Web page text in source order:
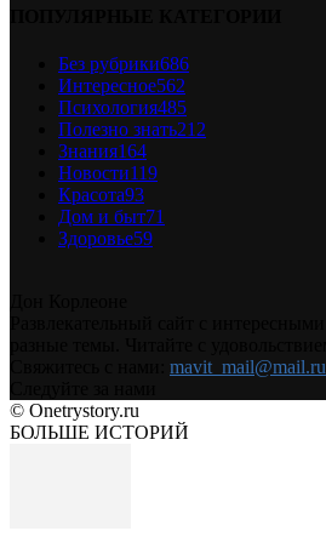
Без рубрики686
Интересное562
Психология485
Полезно знать212
Знания164
Новости119
Красота93
Дом и быт71
Здоровье59
mavit_mail@mail.ru
© Onetrystory.ru
БОЛЬШЕ ИСТОРИЙ